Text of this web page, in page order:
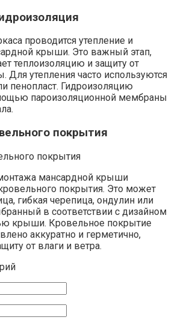
проводится утепление и
крыши. Это важный этап,
теплоизоляцию и защиту от
Для утепления часто используются
пенопласт. Гидроизоляцию
пароизоляционной мембраны
покрытия
мансардной крыши
покрытия. Это может
гибкая черепица, ондулин или
в соответствии с дизайном
крыши. Кровельное покрытие
аккуратно и герметично,
от влаги и ветра.